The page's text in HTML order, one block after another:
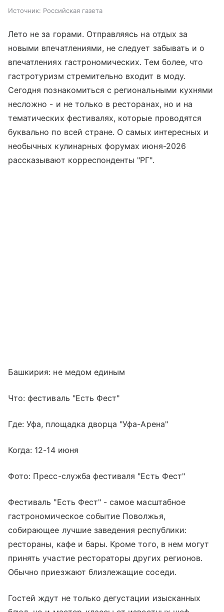
Источник: Российская газета
Лето не за горами. Отправляясь на отдых за
новыми впечатлениями, не следует забывать и о
впечатлениях гастрономических. Тем более, что
гастротуризм стремительно входит в моду.
Сегодня познакомиться с региональными кухнями
несложно - и не только в ресторанах, но и на
тематических фестивалях, которые проводятся
буквально по всей стране. О самых интересных и
необычных кулинарных форумах июня-2026
рассказывают корреспонденты "РГ".
Башкирия: не медом единым
Что: фестиваль "Есть Фест"
Где: Уфа, площадка дворца "Уфа-Арена"
Когда: 12-14 июня
Фото: Пресс-служба фестиваля "Есть Фест"
Фестиваль "Есть Фест" - самое масштабное
гастрономическое событие Поволжья,
собирающее лучшие заведения республики:
рестораны, кафе и бары. Кроме того, в нем могут
принять участие рестораторы других регионов.
Обычно приезжают близлежащие соседи.
Гостей ждут не только дегустации изысканных